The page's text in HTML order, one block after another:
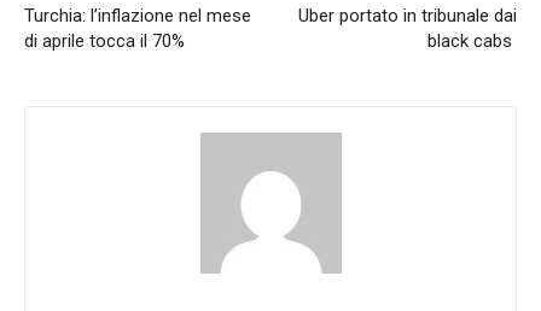
Turchia: l’inflazione nel mese
di aprile tocca il 70%
Uber portato in tribunale dai
black cabs